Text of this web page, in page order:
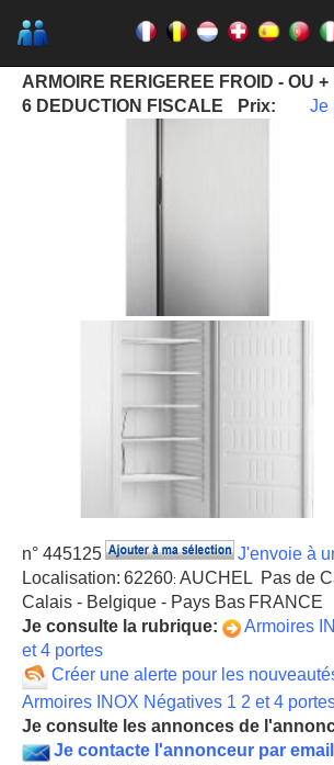
ARMOIRE RERIGEREE FROID - OU
6 DEDUCTION FISCALE
Prix: Je
n° 445125
J'envoie à
Localisation: 62260: AUCHEL Pas de
Calais - Belgique - Pays Bas FRANCE
Je consulte la rubrique:
Armoires
et 4 portes
Créer une alerte pour les
Armoires INOX Négatives 1 2 et 4
Je consulte les annonces de
Je contacte l'annonceur par email